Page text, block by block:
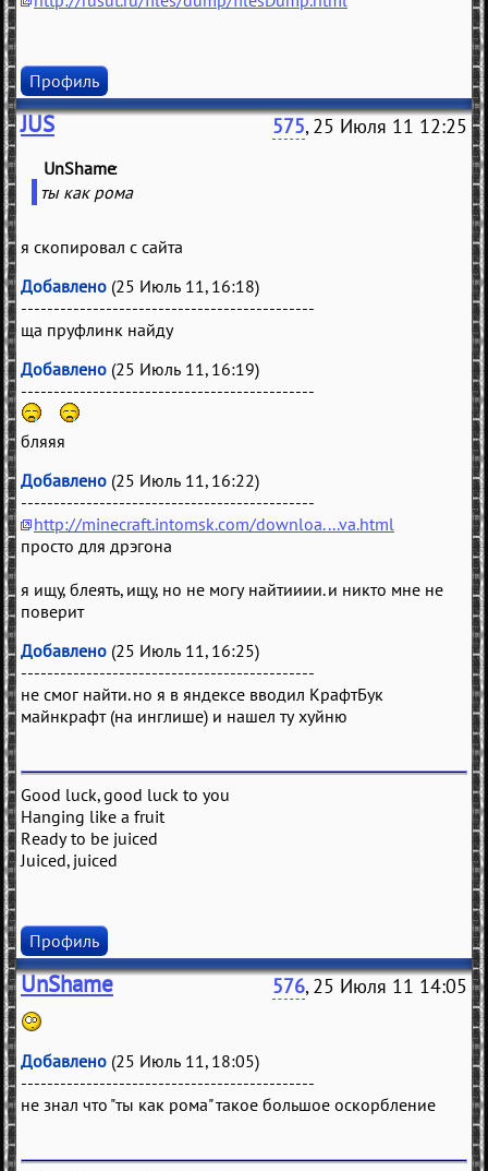
Профиль
JUS 575, 25 Июля 11 12:25
UnShame
ты как рома
я скопировал с сайта
Добавлено (25 Июль 11, 16:18)
---------------------------------------------
ща пруфлинк найду
Добавлено (25 Июль 11, 16:19)
---------------------------------------------
бляяя
Добавлено (25 Июль 11, 16:22)
---------------------------------------------
http://minecraft.intomsk.com/downloa....va.html
просто для дрэгона
я ищу, блеять, ищу, но не могу найтииии. и никто мне не
поверит
Добавлено (25 Июль 11, 16:25)
---------------------------------------------
не смог найти. но я в яндексе вводил КрафтБук
майнкрафт (на инглише) и нашел ту хуйню
Good luck, good luck to you
Hanging like a fruit
Ready to be juiced
Juiced, juiced
Профиль
UnShame 576, 25 Июля 11 14:05
Добавлено (25 Июль 11, 18:05)
---------------------------------------------
не знал что "ты как рома" такое большое оскорбление